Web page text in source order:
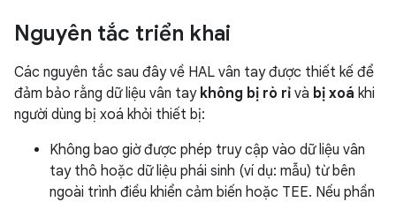
Nguyên tắc triển khai
Các nguyên tắc sau đây về HAL vân tay được thiết kế để
đảm bảo rằng dữ liệu vân tay không bị rò rỉ và bị xoá khi
người dùng bị xoá khỏi thiết bị:
Không bao giờ được phép truy cập vào dữ liệu vân
tay thô hoặc dữ liệu phái sinh (ví dụ: mẫu) từ bên
ngoài trình điều khiển cảm biến hoặc TEE. Nếu phần